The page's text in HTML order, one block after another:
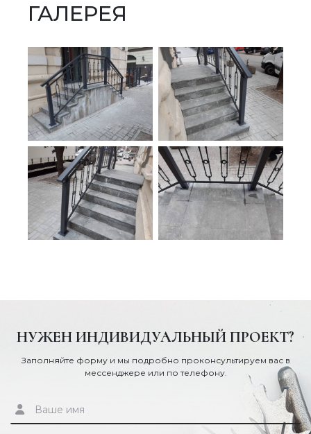
ГАЛЕРЕЯ
НУЖЕН ИНДИВИДУАЛЬНЫЙ ПРОЕКТ?
Заполняйте форму и мы подробно проконсультируем вас в
мессенджере или по телефону.